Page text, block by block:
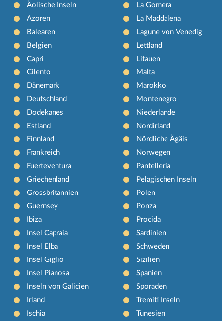
Äolische Inseln
Azoren
Balearen
Belgien
Capri
Cilento
Dänemark
Deutschland
Dodekanes
Estland
Finnland
Frankreich
Fuerteventura
Griechenland
Grossbritannien
Guernsey
Ibiza
Insel Capraia
Insel Elba
Insel Giglio
Insel Pianosa
Inseln von Galicien
Irland
Ischia
La Gomera
La Maddalena
Lagune von Venedig
Lettland
Litauen
Malta
Marokko
Montenegro
Niederlande
Nordirland
Nördliche Ägäis
Norwegen
Pantelleria
Pelagischen Inseln
Polen
Ponza
Procida
Sardinien
Schweden
Sizilien
Spanien
Sporaden
Tremiti Inseln
Tunesien